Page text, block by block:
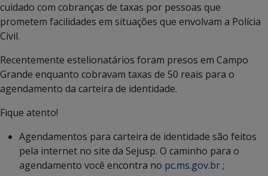
cuidado com cobranças de taxas por pessoas que
prometem facilidades em situações que envolvam a Polícia
Civil.
Recentemente estelionatários foram presos em Campo
Grande enquanto cobravam taxas de 50 reais para o
agendamento da carteira de identidade.
Fique atento!
Agendamentos para carteira de identidade são feitos
pela internet no site da Sejusp. O caminho para o
agendamento você encontra no pc.ms.gov.br;